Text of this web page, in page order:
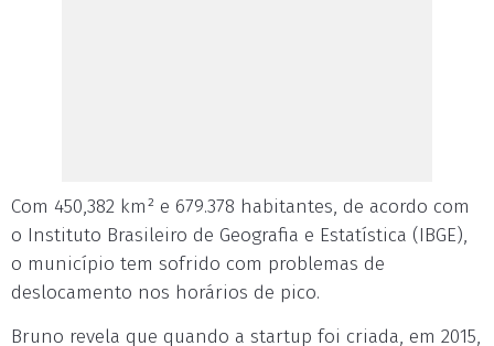
Com 450,382 km² e 679.378 habitantes, de acordo com
o Instituto Brasileiro de Geografia e Estatística (IBGE),
o município tem sofrido com problemas de
deslocamento nos horários de pico.
Bruno revela que quando a startup foi criada, em 2015,